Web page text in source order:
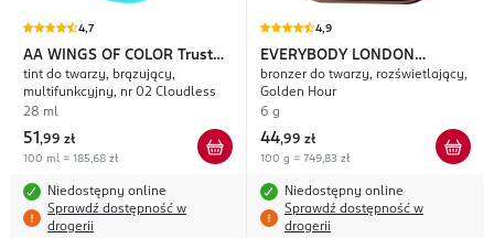
4,7
AA WINGS OF COLOR Trust
Your Wings
tint do twarzy, brązujący,
multifunkcyjny, nr 02 Cloudless
28 ml
51 ,99 zł
100 ml = 185,68 zł
Niedostępny online
Sprawdź dostępność w
drogerii
4,9
EVERYBODY LONDON
Radiant
bronzer do twarzy, rozświetlający,
Golden Hour
6 g
44,99 zł
100 g = 749,83 zł
Niedostępny online
Sprawdź dostępność w
drogerii